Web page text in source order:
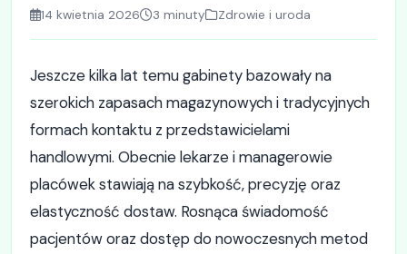
14 kwietnia 2026 3 minuty Zdrowie i uroda
Jeszcze kilka lat temu gabinety bazowały na
szerokich zapasach magazynowych i tradycyjnych
formach kontaktu z przedstawicielami
handlowymi. Obecnie lekarze i managerowie
placówek stawiają na szybkość, precyzję oraz
elastyczność dostaw. Rosnąca świadomość
pacjentów oraz dostęp do nowoczesnych metod